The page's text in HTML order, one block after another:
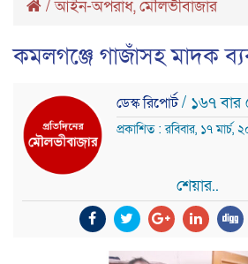
/আইন-অপরাধ,মৌলভীবাজার
কমলগঞ্জে গাজাঁসহ মাদক
ডেস্ক রিপোর্ট/ ১৬৭ বার
প্রকাশিত : রবিবার, ১৭ মার্চ,
শেয়ার..